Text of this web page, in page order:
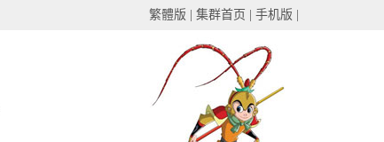
繁體版 集群首页 手机版